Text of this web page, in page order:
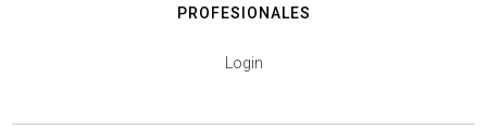
PROFESIONALES
Login